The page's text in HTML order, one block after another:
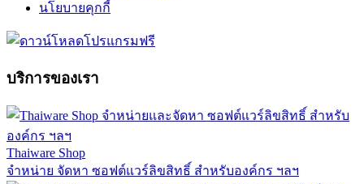
นโยบายคุกกี้
บริการของเรา
Thaiware Shop
จำหน่าย จัดหา ซอฟต์แวร์ลิขสิทธิ์ สำหรับองค์กร ฯลฯ